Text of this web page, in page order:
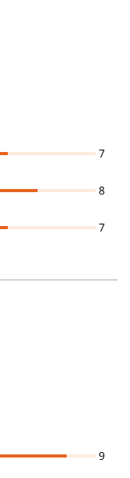
7
8
7
9